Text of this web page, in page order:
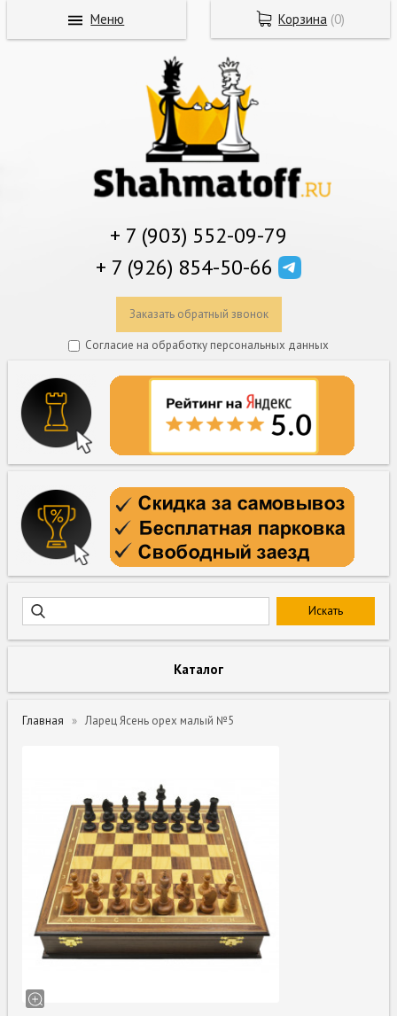
+ 7 (903) 552-09-79
+ 7 (926) 854-50-66
Заказать обратный звонок
Согласие на обработку персональных данных
Каталог
Главная Ларец Ясень орех малый №5
Корзина (0)
Меню